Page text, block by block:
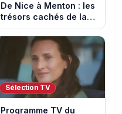
De Nice à Menton : les
trésors cachés de la
French Riviera dévoilés
dans les 100 lieux qu'il
faut voir
Sélection TV
Programme TV du